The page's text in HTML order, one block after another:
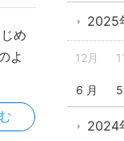
め
よ
2025
12月
6 月
2024